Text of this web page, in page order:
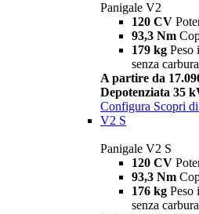
Panigale V2
120 CV
93,3 Nm
179 kg Peso
senza
A partire da
Depotenziata 35
Configura Scopri
V2 S
Panigale V2 S
120 CV
93,3 Nm
176 kg Peso
senza